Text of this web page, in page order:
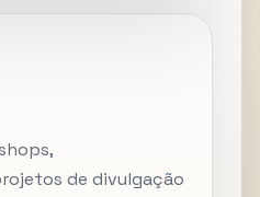
de divulgação